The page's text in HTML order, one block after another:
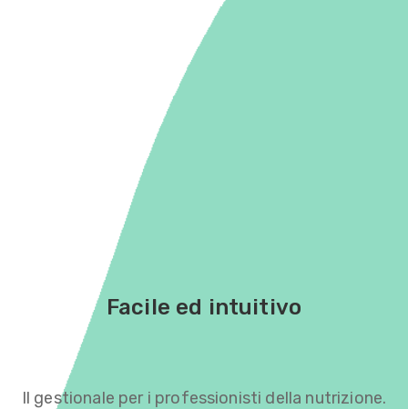
Facile ed intuitivo
Il gestionale per i professionisti della nutrizione.